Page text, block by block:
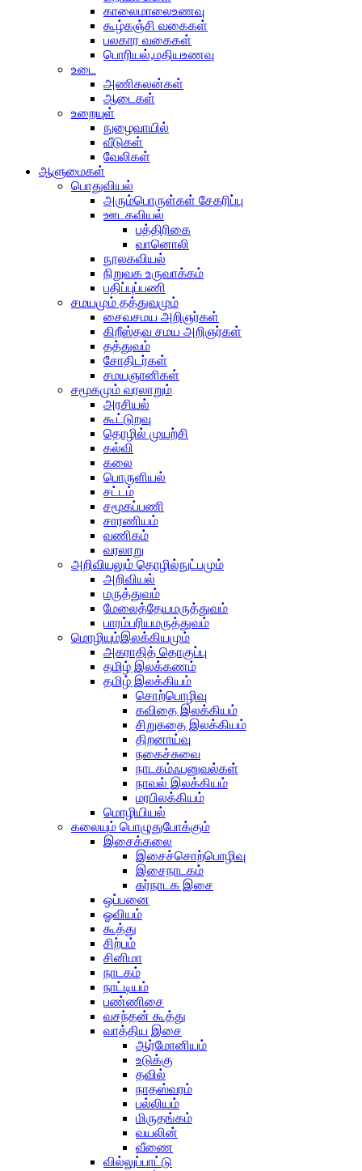
காலைமாலைஉணவு
கூழ்கஞ்சி வகைகள்
பலகார வகைகள்
பொரியல்,மதியஉணவு
உடை
அணிகலன்கள்
ஆடைகள்
உறையுள்
நுழைவாயில்
வீடுகள்
வேலிகள்
ஆளுமைகள்
பொதுவியல்
அரும்பொருள்கள் சேகரிப்பு
ஊடகவியல்
பத்திரிகை
வானொலி
நூலகவியல்
நிறுவக உருவாக்கம்
பதிப்புப்பணி
சமயமும் தத்துவமும்
சைவசமய அறிஞர்கள்
கிறீஸ்தவ சமய அறிஞர்கள்
தத்துவம்
சோதிடர்கள்
சமயஞானிகள்
சமூகமும் வரலாறும்
அரசியல்
கூட்டுறவு
தொழில் முயற்சி
கல்வி
கலை
பொருளியல்
சட்டம்
சமூகப்பணி
சாரணியம்
வணிகம்
வரலாறு
அறிவியலும் தொழில்நுட்பமும்
அறிவியல்
மருத்துவம்
மேலைத்தேயமருத்துவம்
பாரம்பரியமருத்துவம்
மொழியும்இலக்கியமும்
அகராதித் தொகுப்பு
தமிழ் இலக்கணம்
தமிழ் இலக்கியம்
சொற்பொழிவு
கவிதை இலக்கியம்
சிறுகதை இலக்கியம்
திறனாய்வு
நகைச்சுவை
நாடகம்ஃபனுவல்கள்
நாவல் இலக்கியம்
மரபிலக்கியம்
மொழியியல்
கலையும் பொழுதுபோக்கும்
இசைக்கலை
இசைச்சொற்பொழிவு
இசைநாடகம்
கர்நாடக இசை
ஒப்பனை
ஓவியம்
கூத்து
சிற்பம்
சினிமா
நாடகம்
நாட்டியம்
பண்ணிசை
வசந்தன் கூத்து
வாத்திய இசை
ஆர்மோனியம்
உடுக்கு
தவில்
நாதஸ்வரம்
பல்லியம்
மிருதங்கம்
வயலின்
வீணை
வில்லுப்பாட்டு